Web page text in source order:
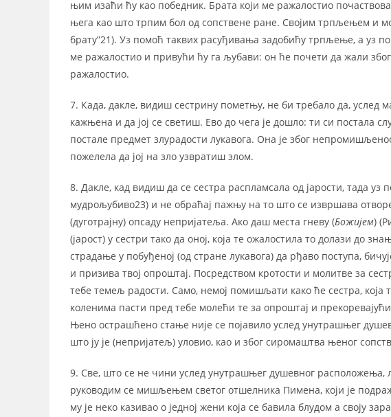
њим изаћи ћу као победник. Брата који ме ражалостио
њега као што трпим бол од сопствене ране. Својим трпљењем и
брату”21). Уз помоћ таквих расуђивања задобићу трпљење, а уз
ме ражалостио и привући ћу га љубави: он ће почети да жали
ражалостио.
7. Када, дакле, видиш сестрину пометњу, не би требало да, услед
кажњена и да јој се светиш. Ево до чега је дошло: ти си постала
постале предмет злурадости лукавога. Она је због
пожелела да јој на зло узвратиш злом.
8. Дакле, кад видиш да се сестра распламсала од јарости, тада
мудрољубиво23) и не обраћај пажњу на то што се извршава
(дуготрајну) опсаду непријатеља. Ако даш места гневу (Божијем)
(јарост) у сестри тако да оној, која те ожалостила то долази до
страдање у побуђеној (од стране лукавога) да рђаво поступа,
и призива твој опроштај. Посредством кротости и молитве за
тебе темељ радости. Само, немој помишљати како ће сестра, која
коленима пасти пред тебе молећи те за опроштај и
Њено острашћено стање није се појавило услед унутрашњег
што ју је (непријатељ) уловио, као и због сиромаштва њеног
9. Све, што се не чини услед унутрашњег душевног расположења,
руководим се мишљењем светог отшелника Пимена, који је
му је неко казивао о једној жени која се бавила блудом а своју